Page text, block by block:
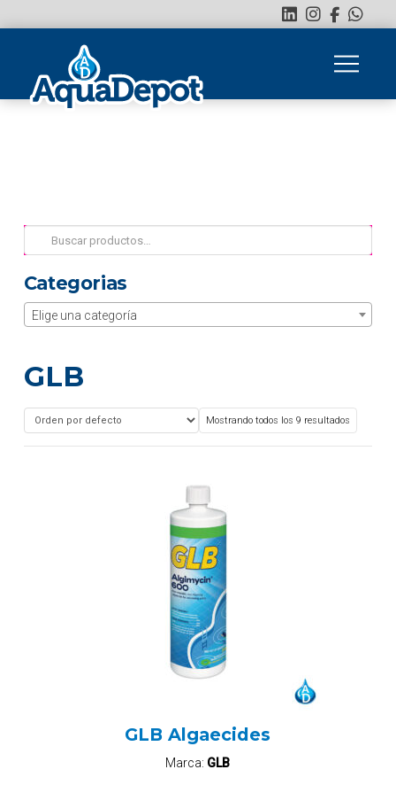
Buscar
por:
Categorias
Elige una categoría
GLB
Mostrando todos los 9 resultados
GLB Algaecides
Marca: GLB